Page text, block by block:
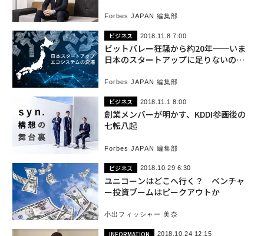
Forbes JAPAN 編集部
ビジネス 2018.11.8 7:00
ビットバレー狂騒から約20年──いま
日本のスタートアップに足りないのは
Forbes JAPAN 編集部
ビジネス 2018.11.1 8:00
創業メンバーが明かす、KDDI参画後の
七転八起
Forbes JAPAN 編集部
ビジネス 2018.10.29 6:30
ユニコーンはどこへ行く？ ベンチャ
ー投資ブームはピークアウトか
小出フィッシャー 美奈
INFORMATION 2018.10.24 12:15